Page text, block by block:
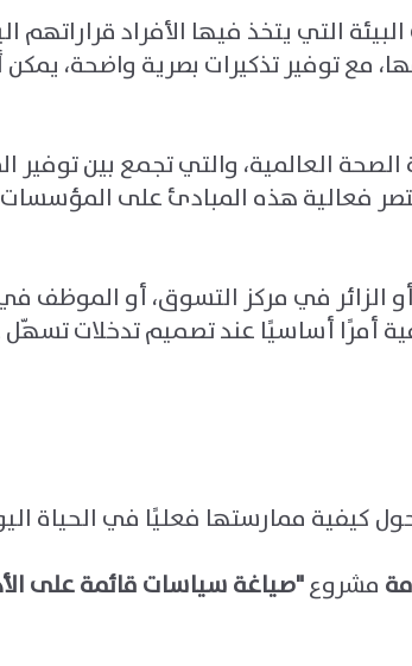
التي يتخذ فيها الأفراد قراراتهم
مع توفير تذكيرات بصرية واضحة،
العالمية، والتي تجمع بين توفير
فعالية هذه المبادئ على
أو الزائر في مركز التسوق، أو
أمرًا أساسيًا عند تصميم تدخلات تسهّل
كيفية ممارستها فعليًا في الحياة
مشروع"صياغة سياسات قائمة على